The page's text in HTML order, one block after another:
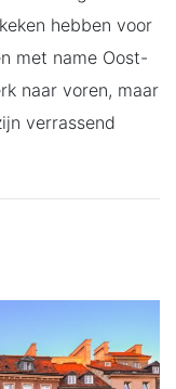
hebben voor
met name Oost-
naar voren, maar
verrassend